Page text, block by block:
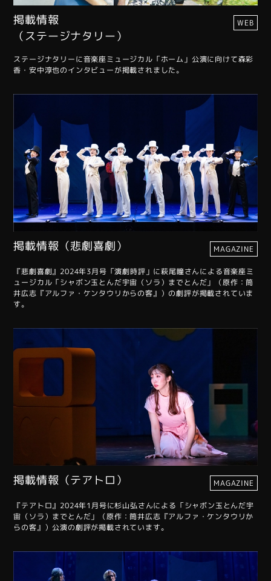
掲載情報
（ステージナタリー）
WEB
ステージナタリーに音楽座ミュージカル「ホーム」公演に向けて森彩
香・安中淳也のインタビューが掲載されました。
掲載情報（悲劇喜劇） MAGAZINE
『悲劇喜劇』2024年3月号「演劇時評」に萩尾瞳さんによる音楽座ミ
ュージカル「シャボン玉とんだ宇宙（ソラ）までとんだ」（原作：筒
井広志『アルファ・ケンタウリからの客』）の劇評が掲載されていま
す。
掲載情報（テアトロ） MAGAZINE
『テアトロ』2024年1月号に杉山弘さんによる「シャボン玉とんだ宇
宙（ソラ）までとんだ」（原作：筒井広志『アルファ・ケンタウリか
らの客』）公演の劇評が掲載されています。